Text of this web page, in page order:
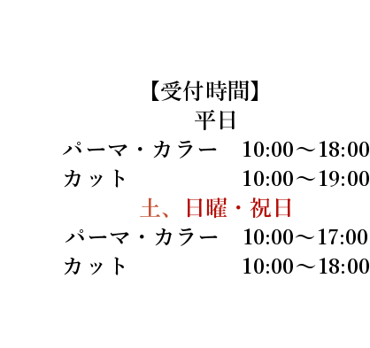
【受付時間】
平日
パーマ・カラー 10:00〜18:00
カット 10:00〜19:00
土、
日曜・祝日
パーマ・カラー 10:00〜17:00​
カット
10:00〜18:00